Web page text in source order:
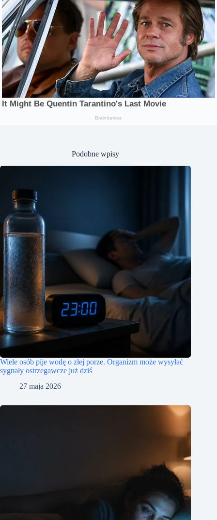
Podobne wpisy
Wiele osób pije wodę o złej porze. Organizm może wysyłać
sygnały ostrzegawcze już dziś
27 maja 2026